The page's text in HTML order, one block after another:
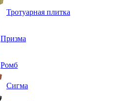
Тротуарная плитка
Призма
Ромб
Сигма